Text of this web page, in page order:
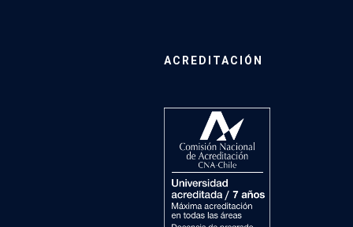
ACREDITACIÓN